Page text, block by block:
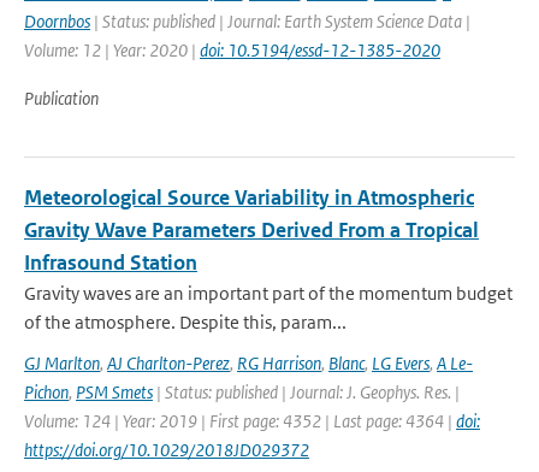
Doornbos | Status: published | Journal: Earth System Science Data |
Volume: 12 | Year: 2020 | doi: 10.5194/essd-12-1385-2020
Publication
Meteorological Source Variability in Atmospheric
Gravity Wave Parameters Derived From a Tropical
Infrasound Station
Gravity waves are an important part of the momentum budget
of the atmosphere. Despite this, param...
GJ Marlton, AJ Charlton-Perez, RG Harrison, Blanc, LG Evers, A Le-
Pichon, PSM Smets | Status: published | Journal: J. Geophys. Res. |
Volume: 124 | Year: 2019 | First page: 4352 | Last page: 4364 | doi:
https://doi.org/10.1029/2018JD029372